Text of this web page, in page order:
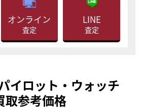
オンライン
査定
LINE
査定
イロット・ウォッチ
取参考価格